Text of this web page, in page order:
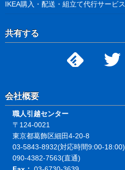
IKEA購入・配送・組立て代行サービス
共有する
会社概要
職人引越センター
〒124-0021
東京都葛飾区細田4-20-8
03-5843-8932(対応時間9:00-18:00)
090-4382-7563(直通)